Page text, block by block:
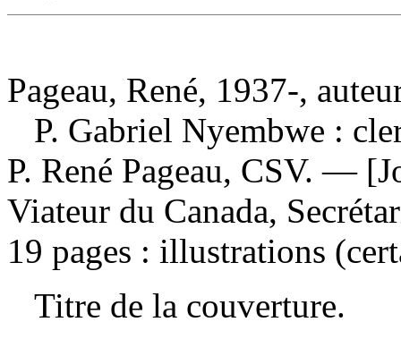
Pageau, René, 1937-,
P. Gabriel Nyembwe :
P. René Pageau, CSV. —
Viateur du Canada,
19 pages : illustrations
Titre de la couverture.